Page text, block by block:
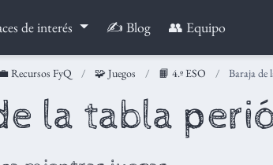
de interés ✍️ Blog 👥 Equipo
Recursos FyQ 🧩 Juegos 📙 4.º ESO Baraja de
la tabla